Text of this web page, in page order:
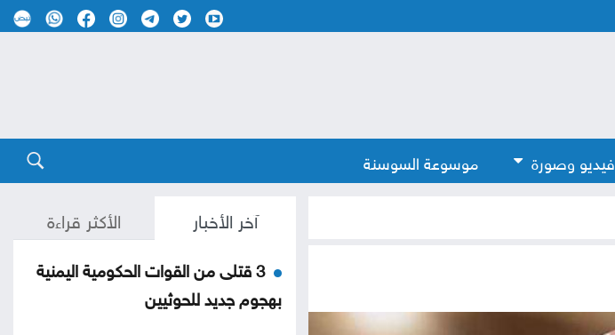
فيديو وصورة موسوعة السوسنة
آخر الأخبار الأكثر قراءة
3 قتلى من القوات الحكومية اليمنية
بهجوم جديد للحوثيين